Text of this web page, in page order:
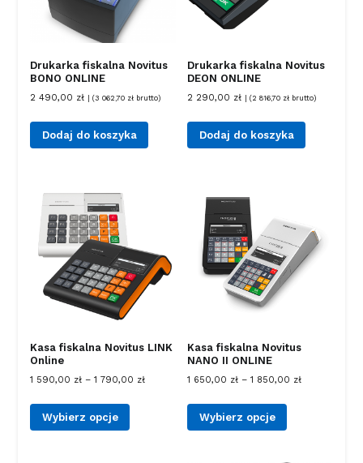
Drukarka fiskalna Novitus
BONO ONLINE
2 490,00 zł | (3 062,70 zł brutto)
Dodaj do koszyka
Drukarka fiskalna Novitus
DEON ONLINE
2 290,00 zł | (2 816,70 zł brutto)
Dodaj do koszyka
Kasa fiskalna Novitus LINK
Online
1 590,00 zł –1 790,00 zł
Wybierz opcje
Kasa fiskalna Novitus
NANO II ONLINE
1 650,00 zł –1 850,00 zł
Wybierz opcje